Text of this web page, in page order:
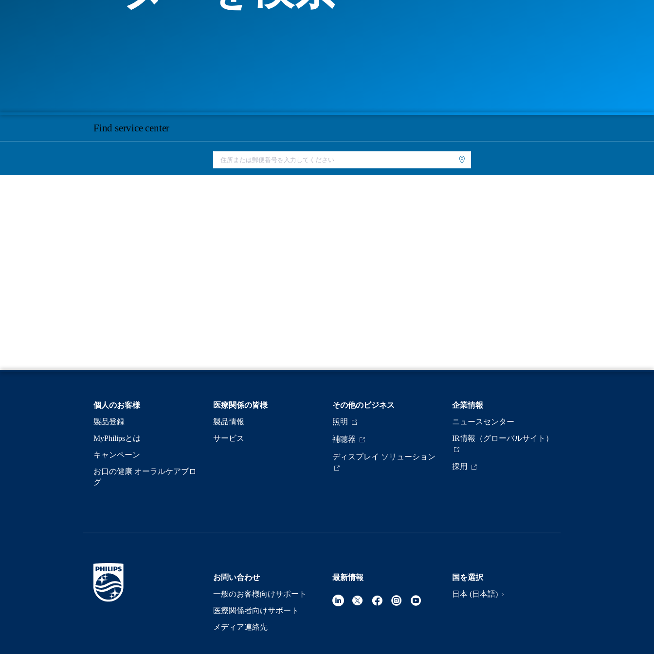
Find service center
個人のお客様
製品登録
MyPhilipsとは
キャンペーン
お口の健康 オーラルケアブロ
グ
医療関係の皆様
製品情報
サービス
その他のビジネス
照明
補聴器
ディスプレイ ソリューション
企業情報
ニュースセンター
IR情報（グローバルサイト）
採用
お問い合わせ
一般のお客様向けサポート
医療関係者向けサポート
メディア連絡先
最新情報
国を選択
日本 (日本語)